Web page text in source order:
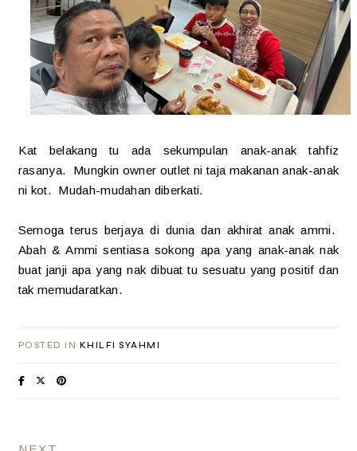
Kat belakang tu ada sekumpulan anak-anak tahfiz
rasanya. Mungkin owner outlet ni taja makanan anak-anak
ni kot. Mudah-mudahan diberkati.
Semoga terus berjaya di dunia dan akhirat anak ammi.
Abah & Ammi sentiasa sokong apa yang anak-anak nak
buat janji apa yang nak dibuat tu sesuatu yang positif dan
tak memudaratkan.
POSTED IN KHILFI SYAHMI